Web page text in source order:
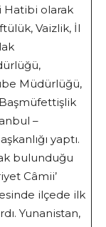
Hatibi olarak
Vaizlik, İl
Müdürlüğü,
Başmüfettişlik
–
yaptı.
bulunduğu
Câmii’
ilçede ilk
Yunanistan,